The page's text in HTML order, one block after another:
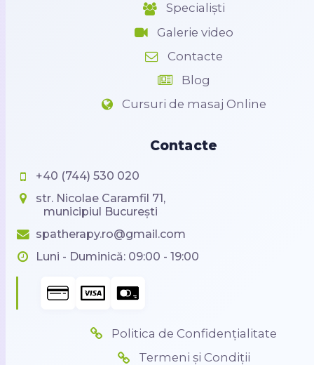
Specialiști
Galerie video
Contacte
Blog
Cursuri de masaj Online
Contacte
+40 (744) 530 020
str. Nicolae Caramfil 71,
municipiul București
spatherapy.ro@gmail.com
Luni - Duminică: 09:00 - 19:00
Politica de Confidențialitate
Termeni și Condiții